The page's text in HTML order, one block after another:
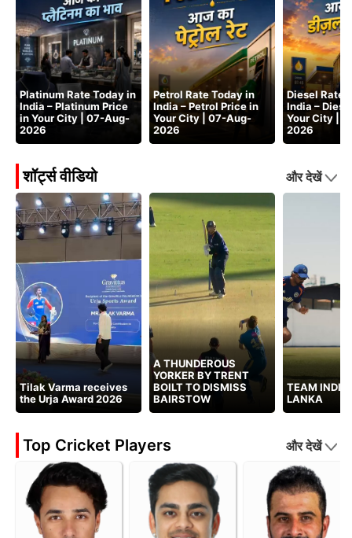
Platinum Rate Today in
India – Platinum Price
in Your City | 07-Aug-
2026
Petrol Rate Today in
India – Petrol Price in
Your City | 07-Aug-
2026
Diesel Rate
India –
Your City |
2026
शॉर्ट्स वीडियो और देखें
Tilak Varma receives
the Urja Award 2026
A THUNDEROUS
YORKER BY TRENT
BOILT TO DISMISS
BAIRSTOW
TEAM INDIA
LANKA
Top Cricket Players और देखें